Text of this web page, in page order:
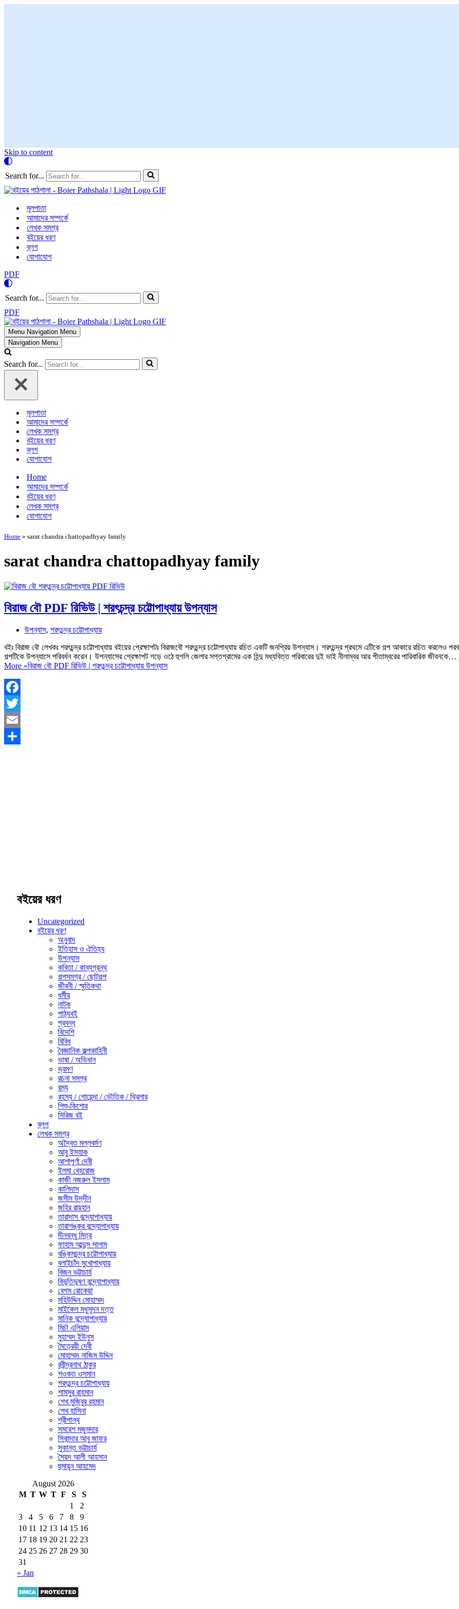
Skip to content
Search for...
মূলপাতা
আমাদের সম্পর্কে
লেখক সমগ্র
বইয়ের ধরণ
ব্লগ
যোগাযোগ
PDF
Search for...
PDF
Menu Navigation Menu
Navigation Menu
Search for...
মূলপাতা
আমাদের সম্পর্কে
লেখক সমগ্র
বইয়ের ধরণ
ব্লগ
যোগাযোগ
Home
আমাদের সম্পর্কে
বইয়ের ধরণ
লেখক সমগ্র
যোগাযোগ
Home » sarat chandra chattopadhyay family
sarat chandra chattopadhyay family
বিরাজ বৌ PDF রিভিউ | শরৎচন্দ্র চট্টোপাধ্যায় উপন্যাস
উপন্যাস, শরৎচন্দ্র চট্টোপাধ্যায়
বইঃ বিরাজ বৌ লেখকঃ শরৎচন্দ্র চট্টোপাধ্যায় বইয়ের প্রেক্ষাপটঃ বিরাজবৌ শরৎচন্দ্র চট্টোপাধ্যায় রচিত একটি জনপ্রিয় উপন্যাস। শরৎচন্দ্র প্রথমে এটিকে গল্প আকারে রচিত করলেও
গল্পটিকে উপন্যাসে পরিবর্ধন করেন। উপন্যাসের প্রেক্ষাপট গড়ে ওঠে হুগলি জেলার সপ্তগ্রামের এক হিন্দু মধ্যবিত্ত পরিবারের দুই ভাই নীলাম্বর আর পীতাম্বরের পারিবারিক জীবনকে…
More »বিরাজ বৌ PDF রিভিউ | শরৎচন্দ্র চট্টোপাধ্যায় উপন্যাস
Facebook
Twitter
Email
বইয়ের ধরণ
Uncategorized
বইয়ের ধরণ
অনুবাদ
ইতিহাস ও ঐতিহ্য
উপন্যাস
কবিতা / কাব্যগ্রন্থ
গল্পসমগ্র / ছোটগল্প
জীবনী / স্মৃতিকথা
ধর্মীয়
নাটক
পাঠ্যবই
প্রবন্ধ
বিদেশি
বিবিধ
বৈজ্ঞানিক কল্পকাহিনী
ভাষা / অভিধান
ভ্রমণ
রচনা সমগ্র
রম্য
রহস্য / গোয়েন্দা / ভৌতিক / থ্রিলার
শিশু-কিশোর
সিরিজ বই
ব্লগ
লেখক সমগ্র
অদ্বৈত মল্লবর্মণ
আবু ইসহাক
আশাপূর্ণা দেবী
ইলমা বেহরোজ
কাজী নজরুল ইসলাম
কালিদাস
জসীম উদ্‌দীন
জহির রায়হান
তারাদাস বন্দ্যোপাধ্যায়
তারাশঙ্কর বন্দ্যোপাধ্যায়
দীনবন্ধু মিত্র
ফাহাম আব্দুস সালাম
বঙ্কিমচন্দ্র চট্টোপাধ্যায়
বলাইচাঁদ মুখোপাধ্যায়
বিজন ভট্টাচার্য
বিভূতিভূষণ বন্দ্যোপাধ্যায়
বেগম রোকেয়া
মহিউদ্দিন মোহাম্মদ
মাইকেল মধুসূদন দত্ত
মানিক বন্দ্যোপাধ্যায়
মির্চা এলিয়াদ
মুহাম্মদ ইউনুস
মৈত্রেয়ী দেবী
মোহাম্মদ নাজিম উদ্দিন
রবীন্দ্রনাথ ঠাকুর
শওকত ওসমান
শরৎচন্দ্র চট্টোপাধ্যায়
শামসুর রাহমান
শেখ মুজিবুর রহমান
শেখ হাসিনা
শ্রীপান্থ
সমরেশ মজুমদার
সিকান্দার আবু জাফর
সুকান্ত ভট্টাচার্য
সৈয়দ আলী আহসান
হুমায়ূন আহমেদ
August 2026
M T W T F S
S
1
2
3
4 5 6 7 8
9
10 11 12 13 14 15 16
17 18 19 20 21 22 23
24 25 26 27 28 29 30
31
« Jan